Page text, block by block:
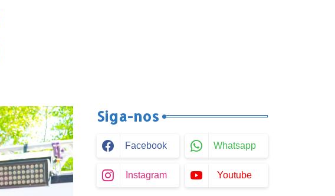
Siga-nos
Facebook Whatsapp
Instagram Youtube